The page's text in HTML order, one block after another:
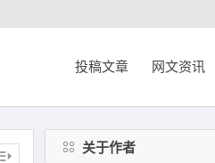
投稿文章 网文资讯
关于作者